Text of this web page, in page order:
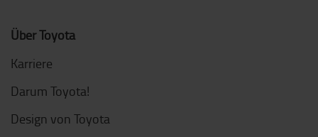
Über Toyota
Karriere
Darum Toyota!
Design von Toyota